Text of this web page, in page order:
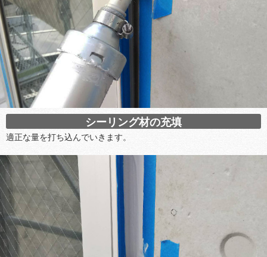
シーリング材の充填
適正な量を打ち込んでいきます。